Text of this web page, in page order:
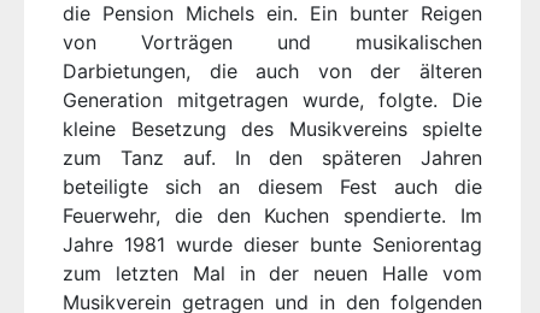
die Pension Michels ein. Ein bunter Reigen
von Vorträgen und musikalischen
Darbietungen, die auch von der älteren
Generation mitgetragen wurde, folgte. Die
kleine Besetzung des Musikvereins spielte
zum Tanz auf. In den späteren Jahren
beteiligte sich an diesem Fest auch die
Feuerwehr, die den Kuchen spendierte. Im
Jahre 1981 wurde dieser bunte Seniorentag
zum letzten Mal in der neuen Halle vom
Musikverein getragen und in den folgenden